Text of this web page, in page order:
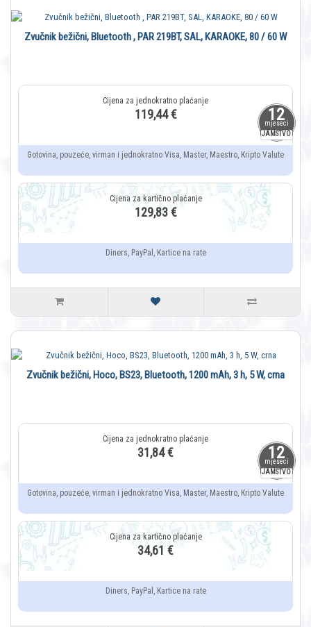
12
mjeseci
JAMSTVO
Zvučnik bežični, Bluetooth , PAR 219BT, SAL, KARAOKE, 80 / 60 W
119,44 €
Gotovina, pouzeće, virman i jednokratno Visa, Master, Maestro, Kripto Valute
129,83 €
Diners, PayPal, Kartice na rate
12
mjeseci
JAMSTVO
Zvučnik bežični, Hoco, BS23, Bluetooth, 1200 mAh, 3 h, 5 W, crna
31,84 €
Gotovina, pouzeće, virman i jednokratno Visa, Master, Maestro, Kripto Valute
34,61 €
Diners, PayPal, Kartice na rate